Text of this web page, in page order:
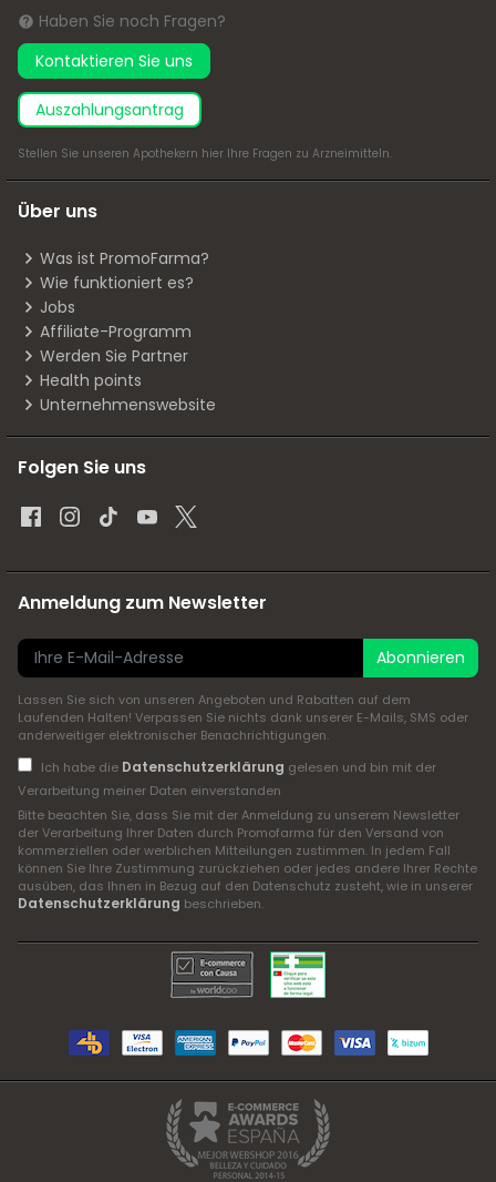
Haben Sie noch Fragen?
Kontaktieren Sie uns
Auszahlungsantrag
Stellen Sie unseren Apothekern hier Ihre Fragen zu Arzneimitteln.
Über uns
Was ist PromoFarma?
Wie funktioniert es?
Jobs
Affiliate-Programm
Werden Sie Partner
Health points
Unternehmenswebsite
Folgen Sie uns
Anmeldung zum Newsletter
Abonnieren
Lassen Sie sich von unseren Angeboten und Rabatten auf dem
Laufenden Halten! Verpassen Sie nichts dank unserer E-Mails, SMS oder
anderweitiger elektronischer Benachrichtigungen.
Ich habe die Datenschutzerklärung gelesen und bin mit der
Verarbeitung meiner Daten einverstanden
Bitte beachten Sie, dass Sie mit der Anmeldung zu unserem Newsletter
der Verarbeitung Ihrer Daten durch Promofarma für den Versand von
kommerziellen oder werblichen Mitteilungen zustimmen. In jedem Fall
können Sie Ihre Zustimmung zurückziehen oder jedes andere Ihrer Rechte
ausüben, das Ihnen in Bezug auf den Datenschutz zusteht, wie in unserer
Datenschutzerklärung beschrieben.